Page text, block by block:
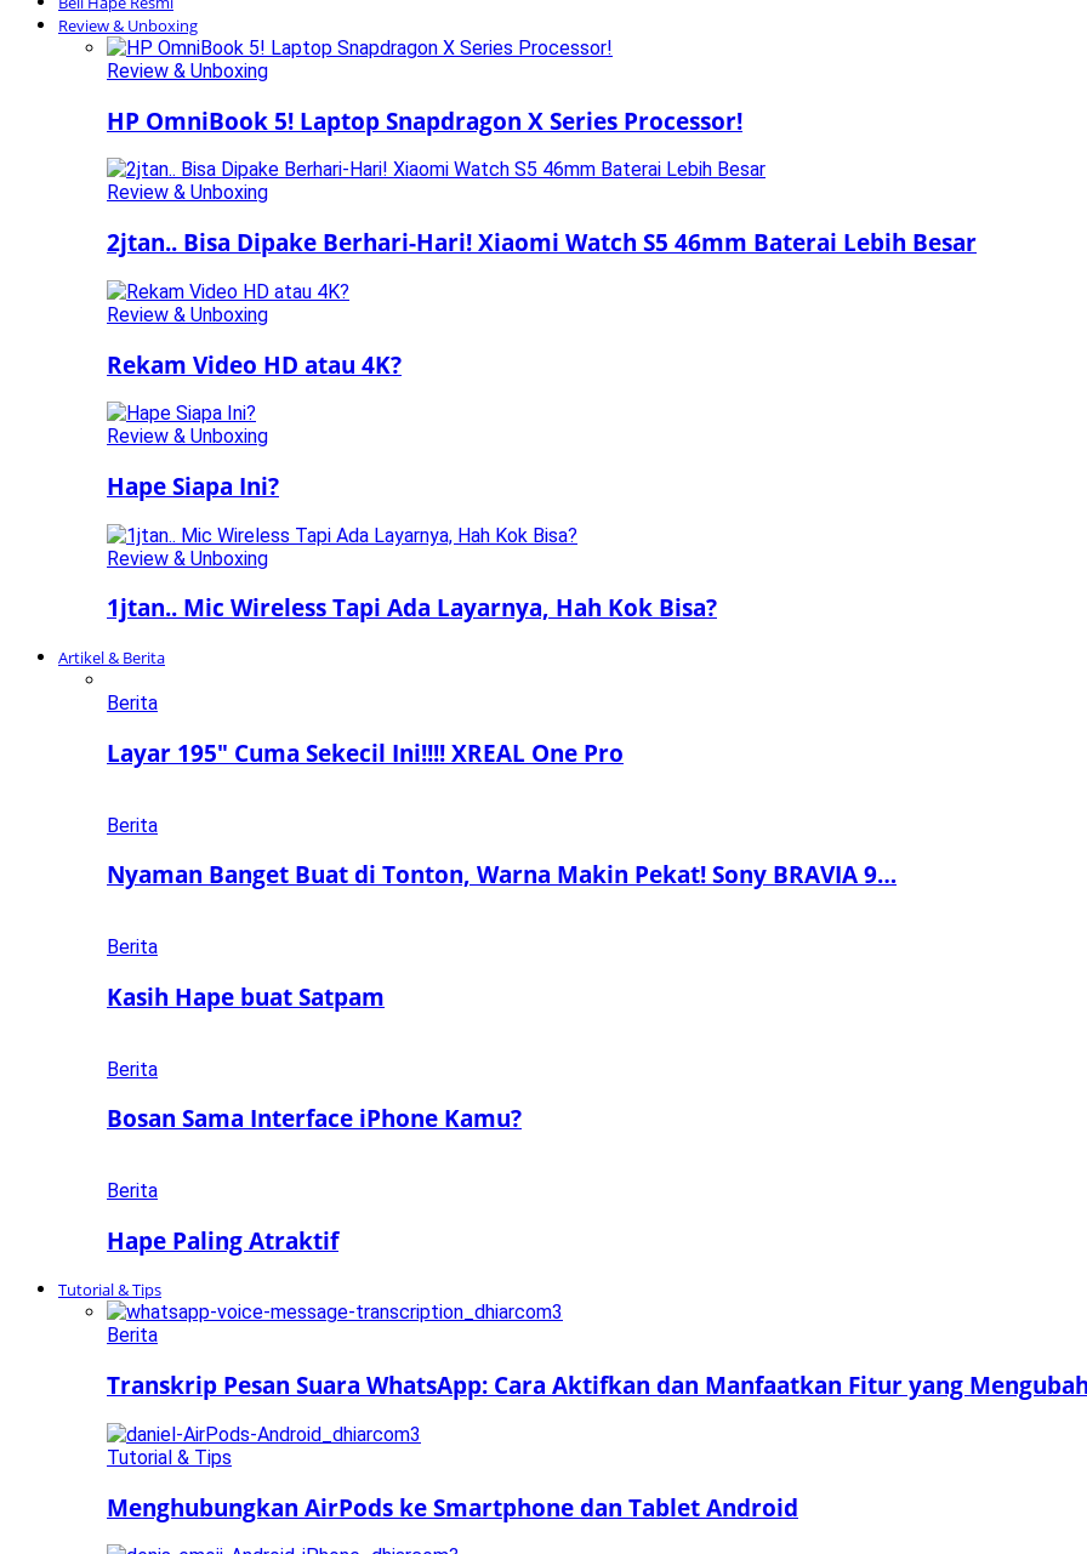
Review & Unboxing
Review & Unboxing
HP OmniBook 5! Laptop Snapdragon X Series Processor!
Review & Unboxing
2jtan.. Bisa Dipake Berhari-Hari! Xiaomi Watch S5 46mm Baterai Lebih Besar
Review & Unboxing
Rekam Video HD atau 4K?
Review & Unboxing
Hape Siapa Ini?
Review & Unboxing
1jtan.. Mic Wireless Tapi Ada Layarnya, Hah Kok Bisa?
Artikel & Berita
Berita
Layar 195″ Cuma Sekecil Ini!!!! XREAL One Pro
Berita
Nyaman Banget Buat di Tonton, Warna Makin Pekat! Sony BRAVIA 9…
Berita
Kasih Hape buat Satpam
Berita
Bosan Sama Interface iPhone Kamu?
Berita
Hape Paling Atraktif
Tutorial & Tips
Berita
Transkrip Pesan Suara WhatsApp: Cara Aktifkan dan Manfaatkan Fitur yang
Tutorial & Tips
Menghubungkan AirPods ke Smartphone dan Tablet Android